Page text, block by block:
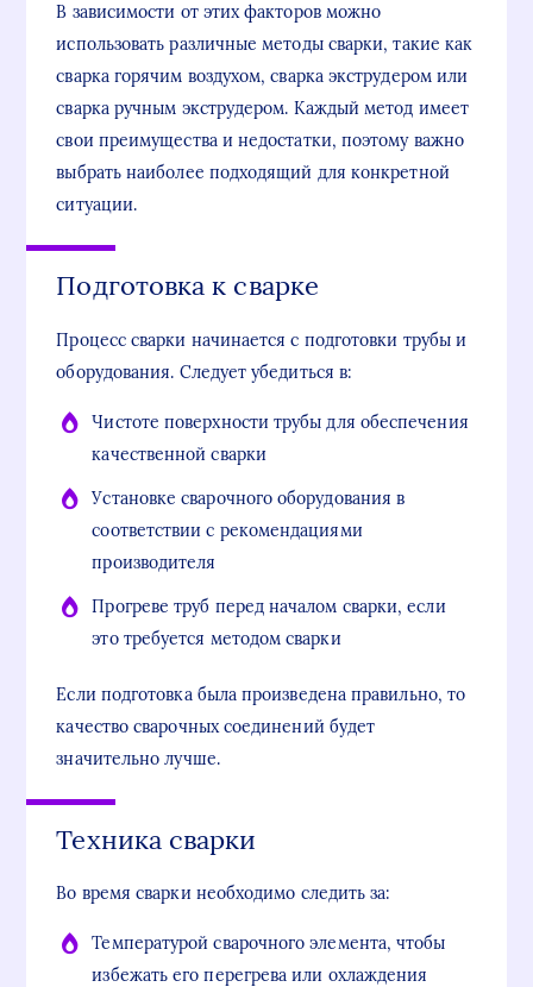
В зависимости от этих факторов можно
использовать различные методы сварки, такие как
сварка горячим воздухом, сварка экструдером или
сварка ручным экструдером. Каждый метод имеет
свои преимущества и недостатки, поэтому важно
выбрать наиболее подходящий для конкретной
ситуации.
Подготовка к сварке
Процесс сварки начинается с подготовки трубы и
оборудования. Следует убедиться в:
Чистоте поверхности трубы для обеспечения
качественной сварки
Установке сварочного оборудования в
соответствии с рекомендациями
производителя
Прогреве труб перед началом сварки, если
это требуется методом сварки
Если подготовка была произведена правильно, то
качество сварочных соединений будет
значительно лучше.
Техника сварки
Во время сварки необходимо следить за:
Температурой сварочного элемента, чтобы
избежать его перегрева или охлаждения